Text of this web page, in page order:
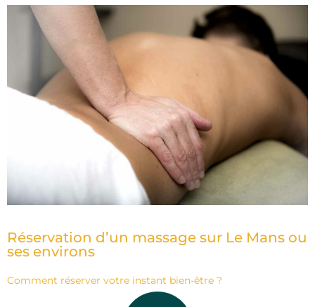
Réservation d’un massage sur Le Mans ou
ses environs
Comment réserver votre instant bien-être ?